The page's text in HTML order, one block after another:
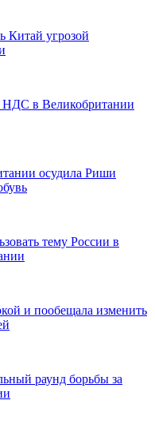
Китай угрозой
НДС в Великобритании
осудила Риши
тему России в
и пообещала изменить
раунд борьбы за